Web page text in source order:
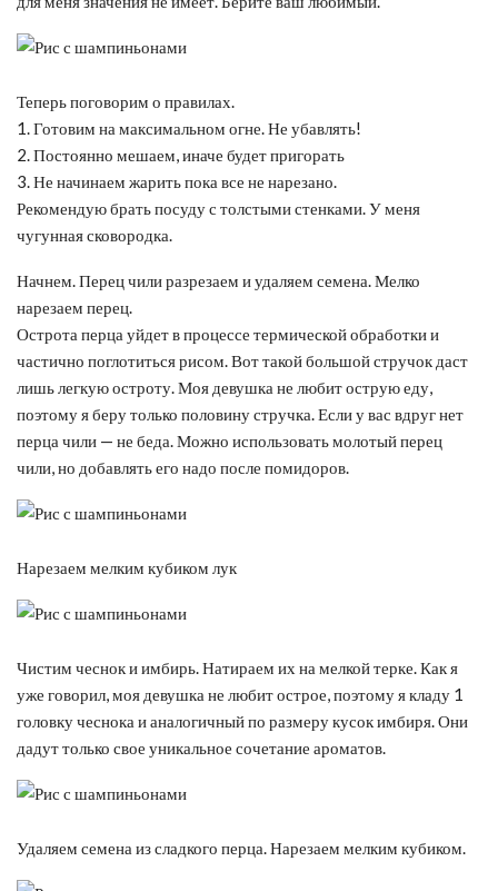
Теперь поговорим о правилах.
1. Готовим на максимальном огне. Не убавлять!
2. Постоянно мешаем, иначе будет пригорать
3. Не начинаем жарить пока все не нарезано.
Рекомендую брать посуду с толстыми стенками. У меня
чугунная сковородка.
Начнем. Перец чили разрезаем и удаляем семена. Мелко
нарезаем перец.
Острота перца уйдет в процессе термической обработки и
частично поглотиться рисом. Вот такой большой стручок даст
лишь легкую остроту. Моя девушка не любит острую еду,
поэтому я беру только половину стручка. Если у вас вдруг нет
перца чили — не беда. Можно использовать молотый перец
чили, но добавлять его надо после помидоров.
Нарезаем мелким кубиком лук
Чистим чеснок и имбирь. Натираем их на мелкой терке. Как я
уже говорил, моя девушка не любит острое, поэтому я кладу 1
головку чеснока и аналогичный по размеру кусок имбиря. Они
дадут только свое уникальное сочетание ароматов.
Удаляем семена из сладкого перца. Нарезаем мелким кубиком.